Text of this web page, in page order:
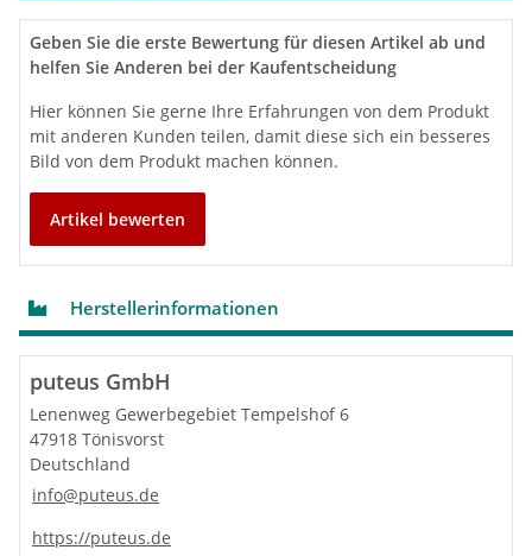
Geben Sie die erste Bewertung für diesen Artikel ab und
helfen Sie Anderen bei der Kaufentscheidung
Hier können Sie gerne Ihre Erfahrungen von dem Produkt
mit anderen Kunden teilen, damit diese sich ein besseres
Bild von dem Produkt machen können.
Artikel bewerten
Herstellerinformationen
puteus GmbH
Lenenweg Gewerbegebiet Tempelshof 6
47918 Tönisvorst
Deutschland
info@puteus.de
https://puteus.de